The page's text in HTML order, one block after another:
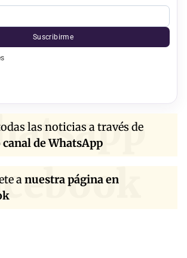
Suscribirme
las noticias a través de
de WhatsApp
anuestra página en